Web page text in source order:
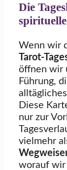
Die
Wenn wir
Tarot-
öffnen wir
Führung,
Diese
nur zur
vielmehr
worauf wir